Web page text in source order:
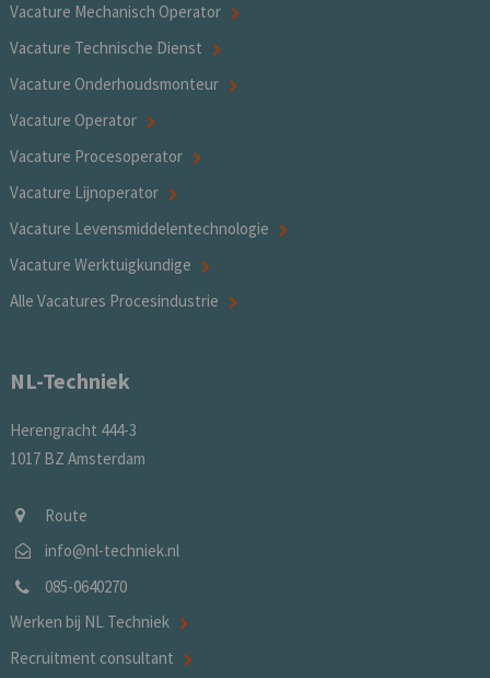
Vacature Mechanisch Operator
Vacature Technische Dienst
Vacature Onderhoudsmonteur
Vacature Operator
Vacature Procesoperator
Vacature Lijnoperator
Vacature Levensmiddelentechnologie
Vacature Werktuigkundige
Alle Vacatures Procesindustrie
NL-Techniek
Herengracht 444-3
1017 BZ Amsterdam
Route
info@nl-techniek.nl
085-0640270
Werken bij NL Techniek
Recruitment consultant